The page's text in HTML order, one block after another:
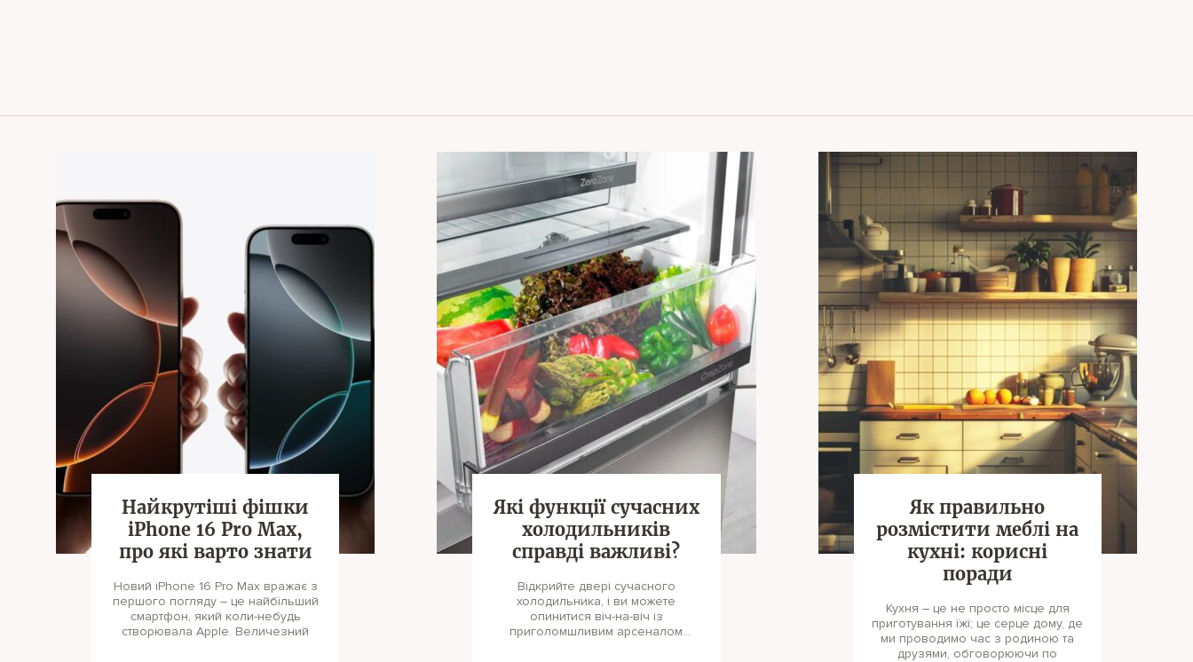
Найкрутіші фішки
iPhone 16 Pro Max,
про які варто знати
Новий iPhone 16 Pro Max вражає з
першого погляду – це найбільший
смартфон, який коли-небудь
створювала Apple. Величезний
Які функції сучасних
холодильників
справді важливі?
Відкрийте двері сучасного
холодильника, і ви можете
опинитися віч-на-віч із
приголомшливим арсеналом
Як правильно
розмістити меблі на
кухні: корисні
поради
Кухня – це не просто місце для
приготування їжі; це серце дому, де
ми проводимо час з родиною та
друзями, обговорюючи по